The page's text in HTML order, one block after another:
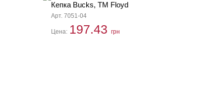
Кепка Bucks, ТМ Floyd
Арт. 7051-04
Цена: 197.43 грн